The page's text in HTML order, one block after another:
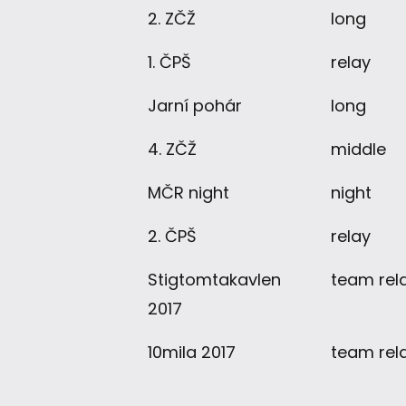
2. ZČŽ
long
1. ČPŠ
relay
Jarní pohár
long
4. ZČŽ
middle
MČR night
night
2. ČPŠ
relay
Stigtomtakavlen
2017
team
10mila 2017 team